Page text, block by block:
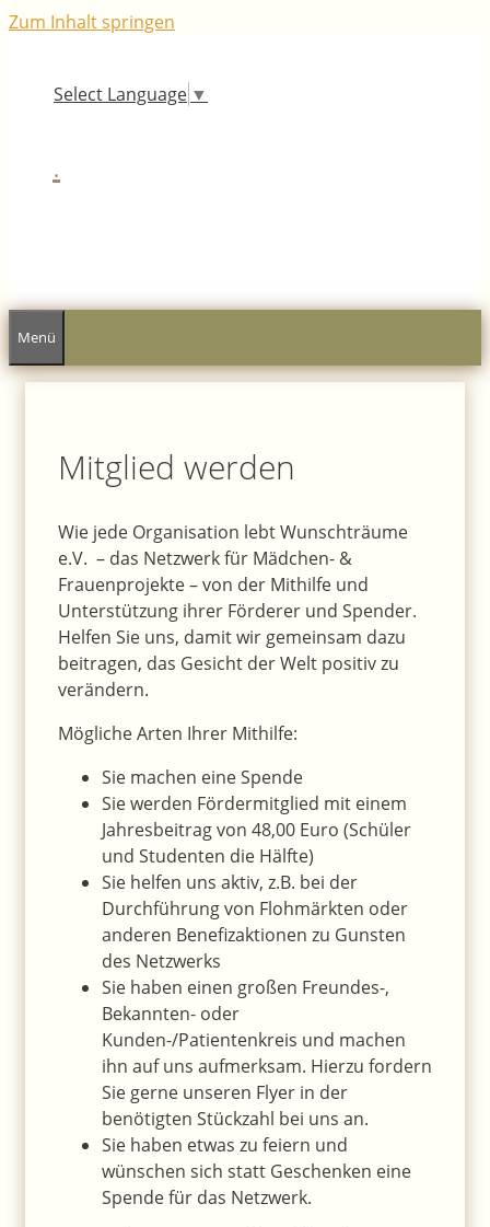
Zum Inhalt springen
Select Language ▼
.
Menü
Mitglied werden
Wie jede Organisation lebt Wunschträume
e.V. – das Netzwerk für Mädchen- &
Frauenprojekte – von der Mithilfe und
Unterstützung ihrer Förderer und Spender.
Helfen Sie uns, damit wir gemeinsam dazu
beitragen, das Gesicht der Welt positiv zu
verändern.
Mögliche Arten Ihrer Mithilfe:
Sie machen eine Spende
Sie werden Fördermitglied mit einem
Jahresbeitrag von 48,00 Euro (Schüler
und Studenten die Hälfte)
Sie helfen uns aktiv, z.B. bei der
Durchführung von Flohmärkten oder
anderen Benefizaktionen zu Gunsten
des Netzwerks
Sie haben einen großen Freundes-,
Bekannten- oder
Kunden-/Patientenkreis und machen
ihn auf uns aufmerksam. Hierzu fordern
Sie gerne unseren Flyer in der
benötigten Stückzahl bei uns an.
Sie haben etwas zu feiern und
wünschen sich statt Geschenken eine
Spende für das Netzwerk.